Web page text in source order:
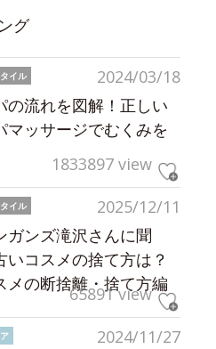
グ
2024/03/18
イル
の流れを図解！正しい
マッサージでむくみを
1833897 view
2025/12/11
イル
ガンズ滝沢さんに聞
いコスメの捨て方は？
メの断捨離・捨て方編
65891 view
2024/11/27